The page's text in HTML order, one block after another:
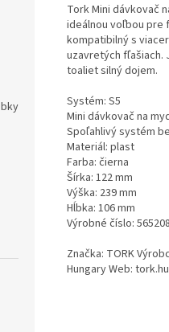
Tork Mini dávkovač
ideálnou voľbou pre
kompatibilný s
uzavretých fľašiach.
toaliet silný dojem.
Systém: S5
Mini dávkovač na
Spoľahlivý systém
Materiál: plast
Farba: čierna
Šírka: 122 mm
Výška: 239 mm
Hĺbka: 106 mm
Výrobné číslo: 565208
Značka: TORK
Hungary Web: